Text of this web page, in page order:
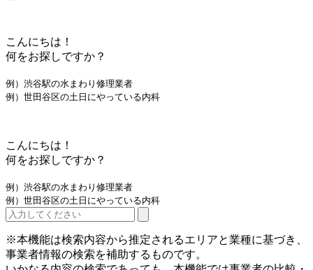
こんにちは！
何をお探しですか？
例）渋谷駅の水まわり修理業者
例）世田谷区の土日にやっている内科
こんにちは！
何をお探しですか？
例）渋谷駅の水まわり修理業者
例）世田谷区の土日にやっている内科
※本機能は検索内容から推定されるエリアと業種に基づき、
事業者情報の検索を補助するものです。